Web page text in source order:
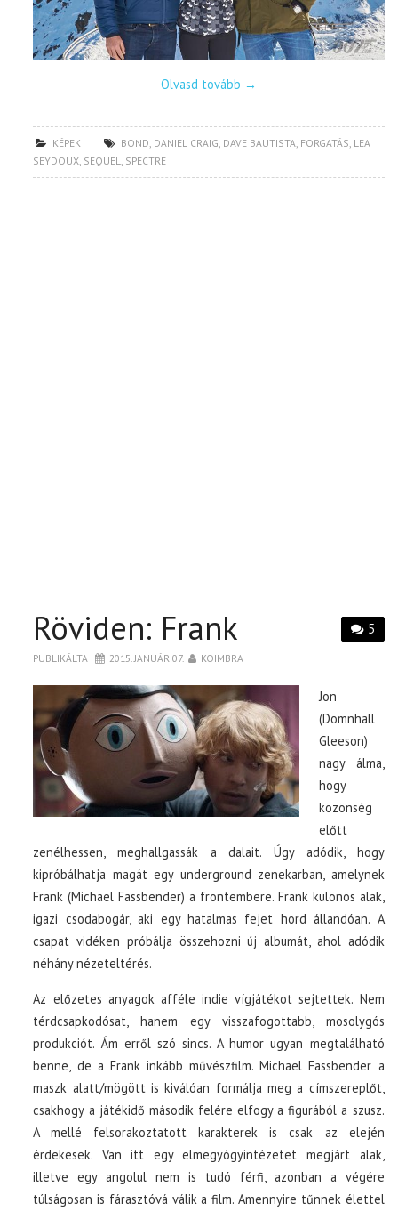
Olvasd tovább →
KÉPEK BOND DANIEL CRAIG DAVE BAUTISTA FORGATÁS LEA
SEYDOUX SEQUEL SPECTRE
5
Röviden: Frank
PUBLIKÁLTA 2015. JANUÁR 07. KOIMBRA
Jon
(Domnhall
Gleeson)
nagy álma,
hogy
közönség
előtt
zenélhessen, meghallgassák a dalait. Úgy adódik, hogy
kipróbálhatja magát egy underground zenekarban, amelynek
Frank (Michael Fassbender) a frontembere. Frank különös alak,
igazi csodabogár, aki egy hatalmas fejet hord állandóan. A
csapat vidéken próbálja összehozni új albumát, ahol adódik
néhány nézeteltérés.
Az előzetes anyagok afféle indie vígjátékot sejtettek. Nem
térdcsapkodósat, hanem egy visszafogottabb, mosolygós
produkciót. Ám erről szó sincs. A humor ugyan megtalálható
benne, de a Frank inkább művészfilm. Michael Fassbender a
maszk alatt/mögött is kiválóan formálja meg a címszereplőt,
csakhogy a játékidő második felére elfogy a figurából a szusz.
A mellé felsorakoztatott karakterek is csak az elején
érdekesek. Van itt egy elmegyógyintézetet megjárt alak,
illetve egy angolul nem is tudó férfi, azonban a végére
túlságosan is fárasztóvá válik a film. Amennyire tűnnek élettel